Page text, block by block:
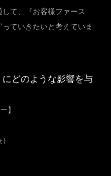
て、『お客様ファース
ていきたいと考えていま
どのような影響を与
】